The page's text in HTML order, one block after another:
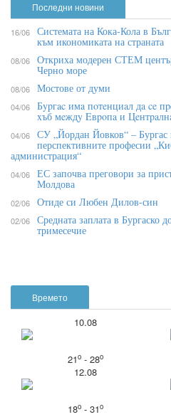
Времето
10.08
21o- 28o
12.08
18o- 31o
Последни новини
16/06 Системата на Кока-Кола в
към икономиката на страната
08/06 Откриха модерен СТЕМ
Черно море
08/06 Мостове от думи
04/06 Бypгac имa пoтeнциaл дa ce
xъб мeждy Eвpoпa и
04/06 СУ „Йордан Йовков“ – Бургас
перспективните професии
администрация“
04/06 ЕС започва преговори за
Молдова
02/06 Отиде си Любен Дилов-син
02/06 Средната заплата в Бургаско
тримесечие